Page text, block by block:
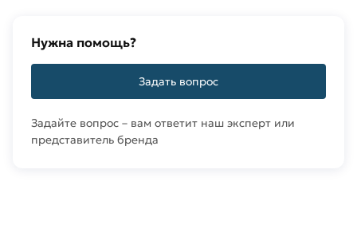
Нужна помощь?
Задать вопрос
Задайте вопрос – вам ответит наш эксперт или
представитель бренда